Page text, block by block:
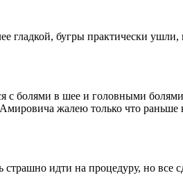
гладкой, бугры практически
болями в шее и головными
жалею только что
идти на процедуру, но все